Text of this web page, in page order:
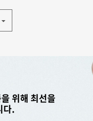
위해 최선을
다.